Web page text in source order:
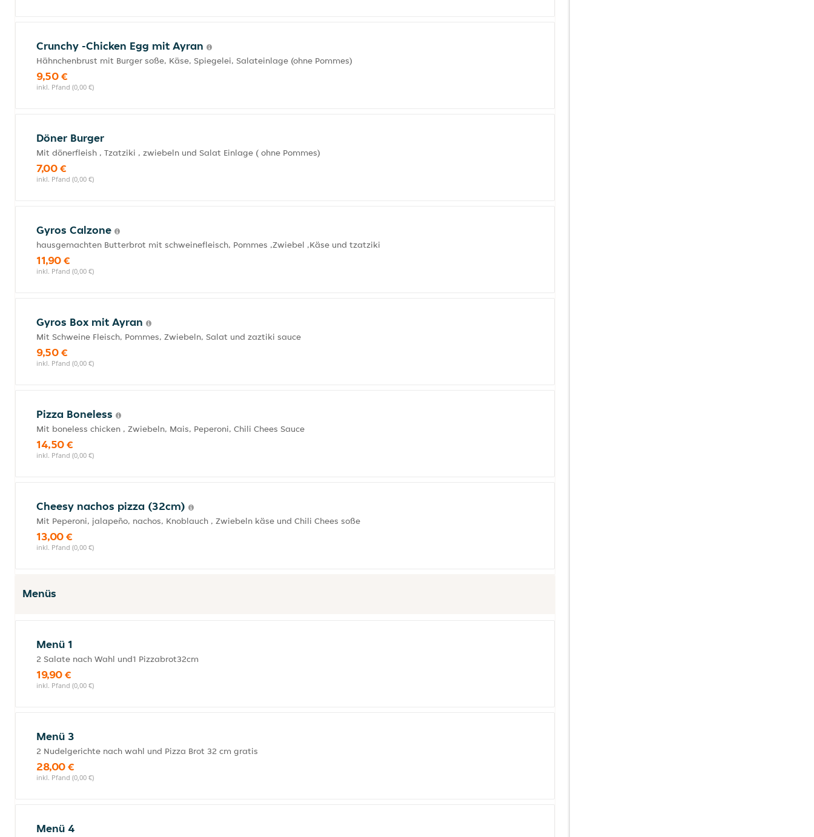
Crunchy -Chicken Egg mit Ayran
Hähnchenbrust mit Burger soße, Käse, Spiegelei, Salateinlage (ohne Pommes)
9,50 €
inkl. Pfand (0,00 €)
Döner Burger
Mit dönerfleish , Tzatziki , zwiebeln und Salat Einlage ( ohne Pommes)
7,00 €
inkl. Pfand (0,00 €)
Gyros Calzone
hausgemachten Butterbrot mit schweinefleisch, Pommes ,Zwiebel ,Käse und tzatziki
11,90 €
inkl. Pfand (0,00 €)
Gyros Box mit Ayran
Mit Schweine Fleisch, Pommes, Zwiebeln, Salat und zaztiki sauce
9,50 €
inkl. Pfand (0,00 €)
Pizza Boneless
Mit boneless chicken , Zwiebeln, Mais, Peperoni, Chili Chees Sauce
14,50 €
inkl. Pfand (0,00 €)
Cheesy nachos pizza (32cm)
Mit Peperoni, jalapeño, nachos, Knoblauch , Zwiebeln käse und Chili Chees soße
13,00 €
inkl. Pfand (0,00 €)
Menüs
Menü 1
2 Salate nach Wahl und1 Pizzabrot32cm
19,90 €
inkl. Pfand (0,00 €)
Menü 3
2 Nudelgerichte nach wahl und Pizza Brot 32 cm gratis
28,00 €
inkl. Pfand (0,00 €)
Menü 4